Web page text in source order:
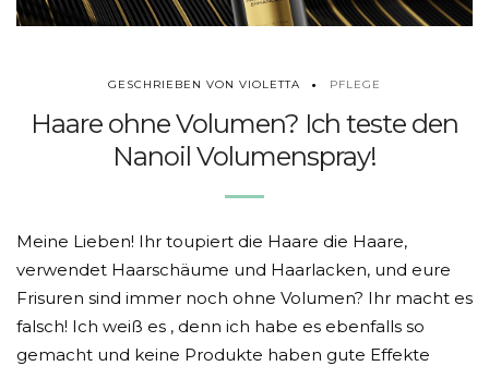
GESCHRIEBEN VON VIOLETTA PFLEGE
Haare ohne Volumen? Ich teste den
Nanoil Volumenspray!
Meine Lieben! Ihr toupiert die Haare die Haare,
verwendet Haarschäume und Haarlacken, und eure
Frisuren sind immer noch ohne Volumen? Ihr macht es
falsch! Ich weiß es , denn ich habe es ebenfalls so
gemacht und keine Produkte haben gute Effekte